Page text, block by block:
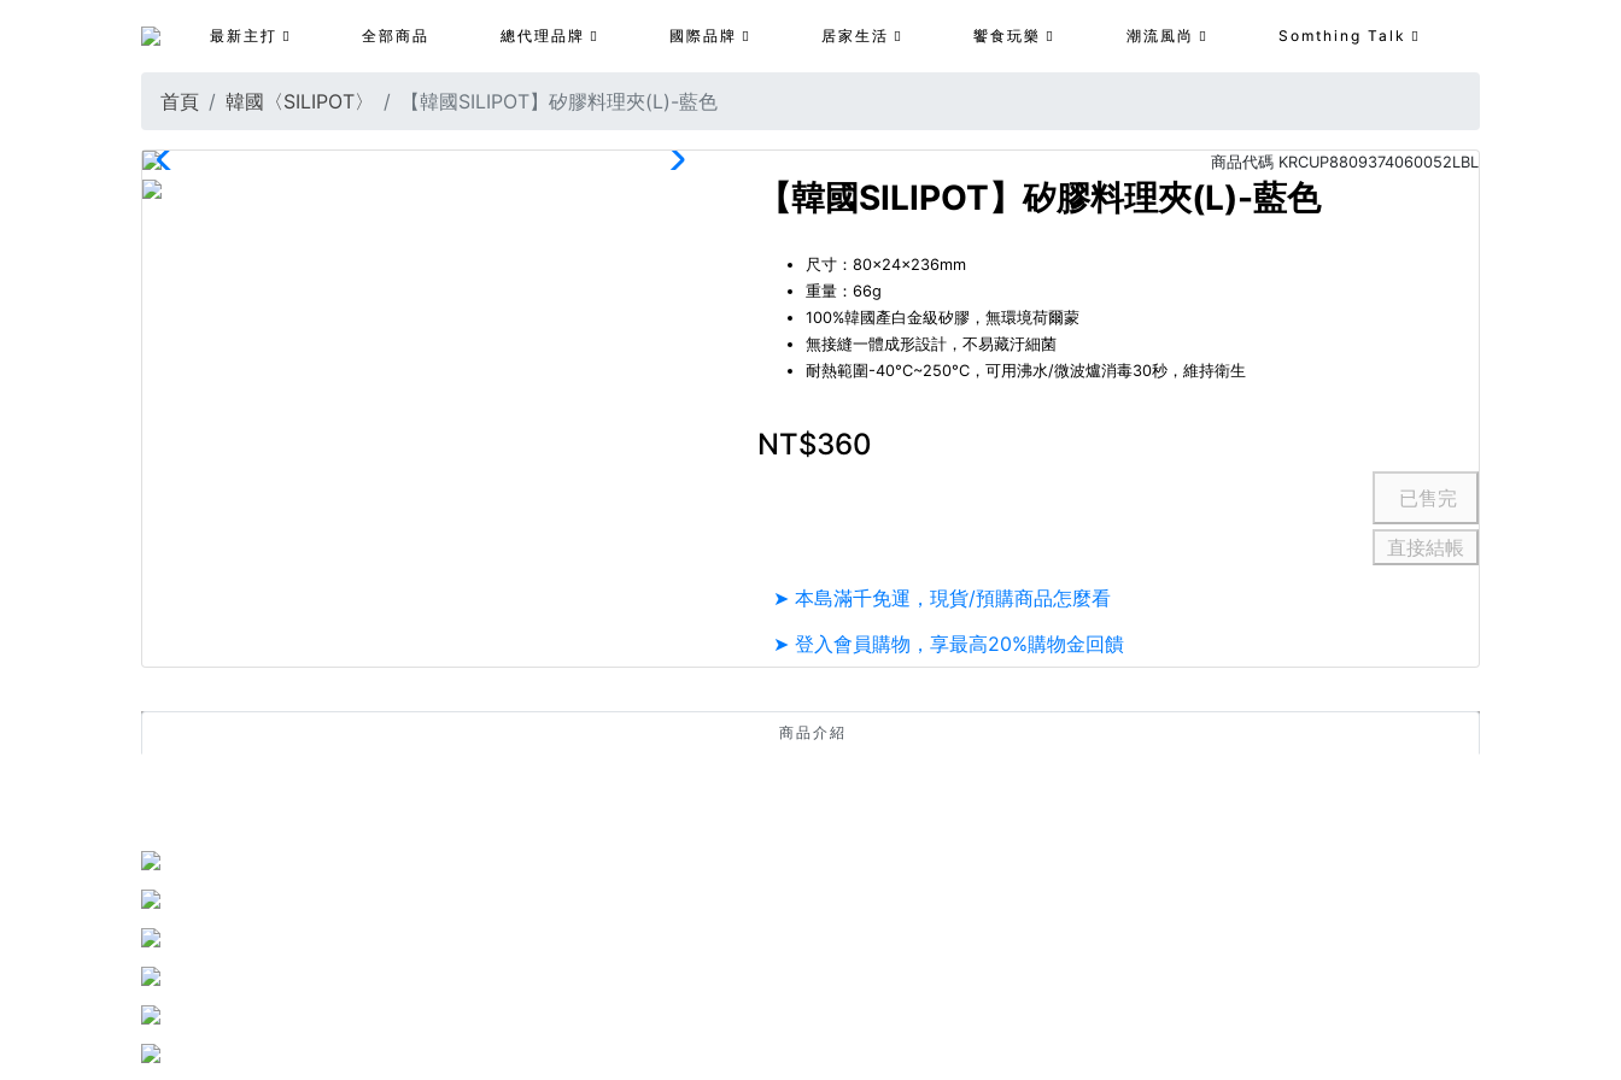
最新主打 全部商品 總代理品牌 國際品牌 居家生活 饗食玩樂 潮流風尚 Somthing Talk
首頁 韓國〈SILIPOT〉 【韓國SILIPOT】矽膠料理夾(L)-藍色
商品代碼 KRCUP8809374060052LBL
【韓國SILIPOT】矽膠料理夾(L)-藍色
尺寸：80×24×236mm
重量：66g
100%韓國產白金級矽膠，無環境荷爾蒙
無接縫一體成形設計，不易藏汙細菌
耐熱範圍-40°C~250°C，可用沸水/微波爐消毒30秒，維持衛生
NT$360
直接結帳
➤ 本島滿千免運，現貨/預購商品怎麼看
➤ 登入會員購物，享最高20%購物金回饋
商品介紹